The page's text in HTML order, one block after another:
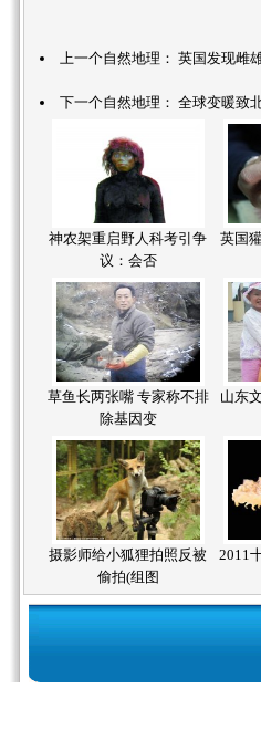
上一个自然地理： 英国发现雌
下一个自然地理： 全球变暖致
神农架重启野人科考引争
议：会否
英国
草鱼长两张嘴 专家称不排
除基因变
山东
摄影师给小狐狸拍照反被
偷拍(组图
2011